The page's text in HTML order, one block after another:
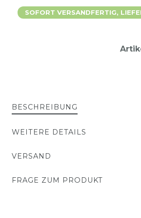
SOFORT VERSANDFERTIG,
BESCHREIBUNG
WEITERE DETAILS
VERSAND
FRAGE ZUM PRODUKT